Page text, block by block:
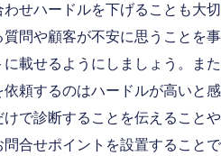
せハードルを下げることも大切
問や顧客が不安に思うことを事
載せるようにしましょう。また
頼するのはハードルが高いと感
で診断することを伝えることや
合せポイントを設置することで